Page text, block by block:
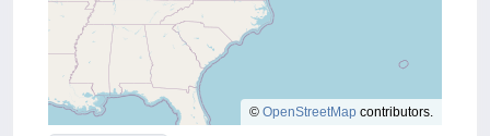
© OpenStreetMap contributors.